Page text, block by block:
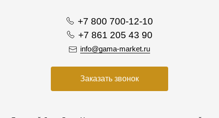
+7 800 700-12-10
+7 861 205 43 90
info@gama-market.ru
Заказать звонок